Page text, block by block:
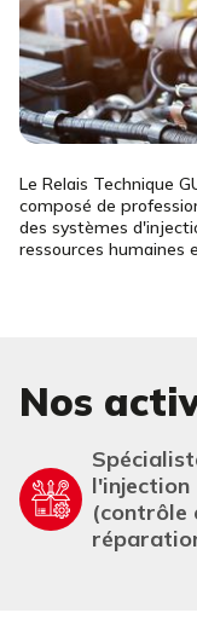
Le Relais Technique
composé de
des systèmes
ressources humaines
Nos
l'injection
(contrôle